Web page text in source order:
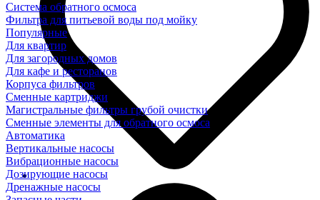
Система обратного осмоса
Фильтра для питьевой воды под мойку
Популярные
Для квартир
Для загородных домов
Для кафе и ресторанов
Корпуса фильтров
Сменные картриджи
Магистральные фильтры грубой очистки
Сменные элементы для обратного осмоса
Автоматика
Вертикальные насосы
Вибрационные насосы
Дозирующие насосы
Дренажные насосы